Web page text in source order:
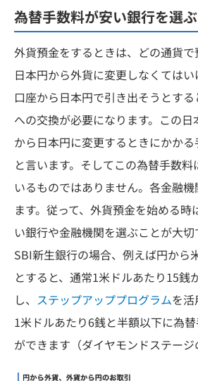
為替手数料が安い銀行を選ぶ
外貨預金をするときは、どの通貨で
日本円から外貨に変更しなくてはい
口座から日本円で引き出そうとす
への交換が必要になります。この
から日本円に変更するときにかか
と言います。そしてこの為替手数
いるものではありません。各金融
ます。従って、外貨預金を始める
い銀行や金融機関を選ぶことが大切
SBI新生銀行の場合、例えば円から
とすると、通常1米ドルあたり15銭
し、 ステップアッププログラムを活
1米ドルあたり6銭と半額以下に為
ができます（ダイヤモンドステージ